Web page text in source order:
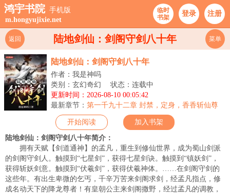
鸿宇书院 手机版
m.hongyujixie.net
临时
书架
登录 注册
陆地剑仙：剑阁守剑八十年
返回 菜单
陆地剑仙：剑阁守剑八十年
作者：我是神吗
类别：玄幻奇幻
状态：连载中
更新时间：2026-08-10 00:05:42
最新章节： 第一千九十二章 封禁，定身，香香斩仙尊
开始阅读 加入书架
陆地剑仙：剑阁守剑八十年简介：
拥有天赋【剑道通神】的孟凡，重生到修仙世界，成为蜀山剑派
的剑阁守剑人。触摸到“七星剑”，获得七星剑诀。触摸到“镇妖剑”，
获得斩妖剑意。触摸到“伏羲剑”，获得伏羲神体。……在剑阁守剑的
这些年。有出生卑微的乞丐，千辛万苦来剑阁求剑，经孟凡指点，修
成名动天下的降龙尊者！有皇朝公主来剑阁撒野，经过孟凡的调教，